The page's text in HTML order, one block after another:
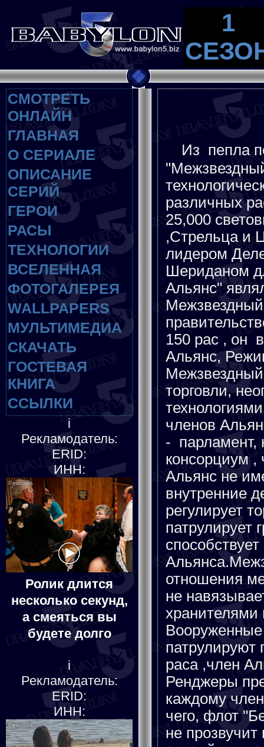
1
СМОТРЕТЬ
ОНЛАЙН
ГЛАВНАЯ
О СЕРИАЛЕ
ОПИСАНИЕ
СЕРИЙ
ГЕРОИ
РАСЫ
ТЕХНОЛОГИИ
ВСЕЛЕННАЯ
ФОТОГАЛЕРЕЯ
WALLPAPERS
МУЛЬТИМЕДИА
СКАЧАТЬ
ГОСТЕВАЯ
КНИГА
ССЫЛКИ
i
Рекламодатель:
ERID:
ИНН:
Ролик длится
несколько секунд,
а смеяться вы
будете долго
i
Рекламодатель:
ERID:
ИНН:
Из пепла
различных
25,000
,Стрельца и
лидером
Шериданом
Альянс"
150 рас , он
Альянс,
торговли,
членов
- парламент,
консорциум
Альянс не
внутренние
регулирует
патрулирует
отношения
не
патрулируют
раса ,член
Ренджеры
каждому
чего, флот
не